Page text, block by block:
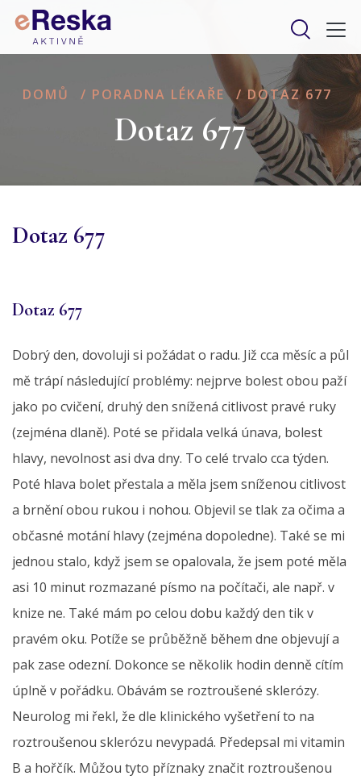
DOMŮ / PORADNA LÉKAŘE / DOTAZ 677
Dotaz 677
Dotaz 677
Dotaz 677
Dobrý den, dovoluji si požádat o radu. Již cca měsíc a půl
mě trápí následující problémy: nejprve bolest obou paží
jako po cvičení, druhý den snížená citlivost pravé ruky
(zejména dlaně). Poté se přidala velká únava, bolest
hlavy, nevolnost asi dva dny. To celé trvalo cca týden.
Poté hlava bolet přestala a měla jsem sníženou citlivost
a brnění obou rukou i nohou. Objevil se tlak za očima a
občasné motání hlavy (zejména dopoledne). Také se mi
jednou stalo, když jsem se opalovala, že jsem poté měla
asi 10 minut rozmazané písmo na počítači, ale např. v
knize ne. Také mám po celou dobu každý den tik v
pravém oku. Potíže se průběžně během dne objevují a
pak zase odezní. Dokonce se několik hodin denně cítím
úplně v pořádku. Obávám se roztroušené sklerózy.
Neurolog mi řekl, že dle klinického vyšetření to na
roztroušenou sklerózu nevypadá. Předepsal mi vitamin
B a hořčík. Můžou tyto příznaky značit roztroušenou